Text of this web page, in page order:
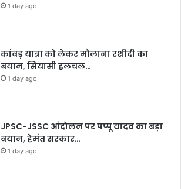
1 day ago
कांवड़ यात्रा को लेकर मौलाना रशीदी का
बयान, सियासी हलचल…
1 day ago
JPSC-JSSC आंदोलन पर पप्पू यादव का बड़ा
बयान, हेमंत सरकार…
1 day ago